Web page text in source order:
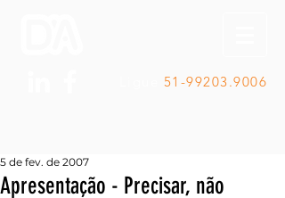
51-99203.9006
Apresentação - Precisar, não
5 de fev. de 2007